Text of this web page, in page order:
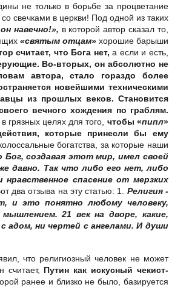
не только в борьбе за процветание
свечками в церкви! Под одной из таких
навечно!», в которой автор сказал то,
«святым отцам» хорошие барыши
считает, что Бога нет, а если и есть,
Во-вторых, он абсолютно не
автора, стало гораздо более
новейшими техническими
из прошлых веков. Становится
вечного хождения по граблям.
грязных целях для того, чтобы «пипл»
которые принесли бы ему
богатства, за которые наши
Бог, создавая этот мир, имел своей
давно. Так что либо его нет, либо
спасение от мерзких
два отзыва на эту статью: 1. Религия -
и это понятно любому человеку,
21 век на дворе, какие,
адом, ни чертей с ангелами. И души
что религиозный человек не может
считает, Путин как искусный чекист-
ранее и близко не было, базируется